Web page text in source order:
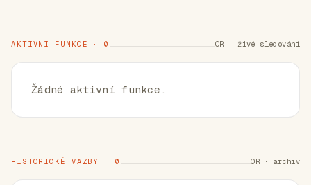
AKTIVNÍ FUNKCE · 0 OR · živé sledování
Žádné aktivní funkce.
HISTORICKÉ VAZBY · 0 OR · archiv